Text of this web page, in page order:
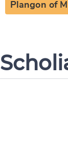
Plangon of